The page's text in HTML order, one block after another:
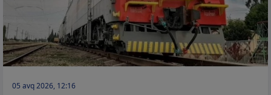
05 avq 2026, 12:16